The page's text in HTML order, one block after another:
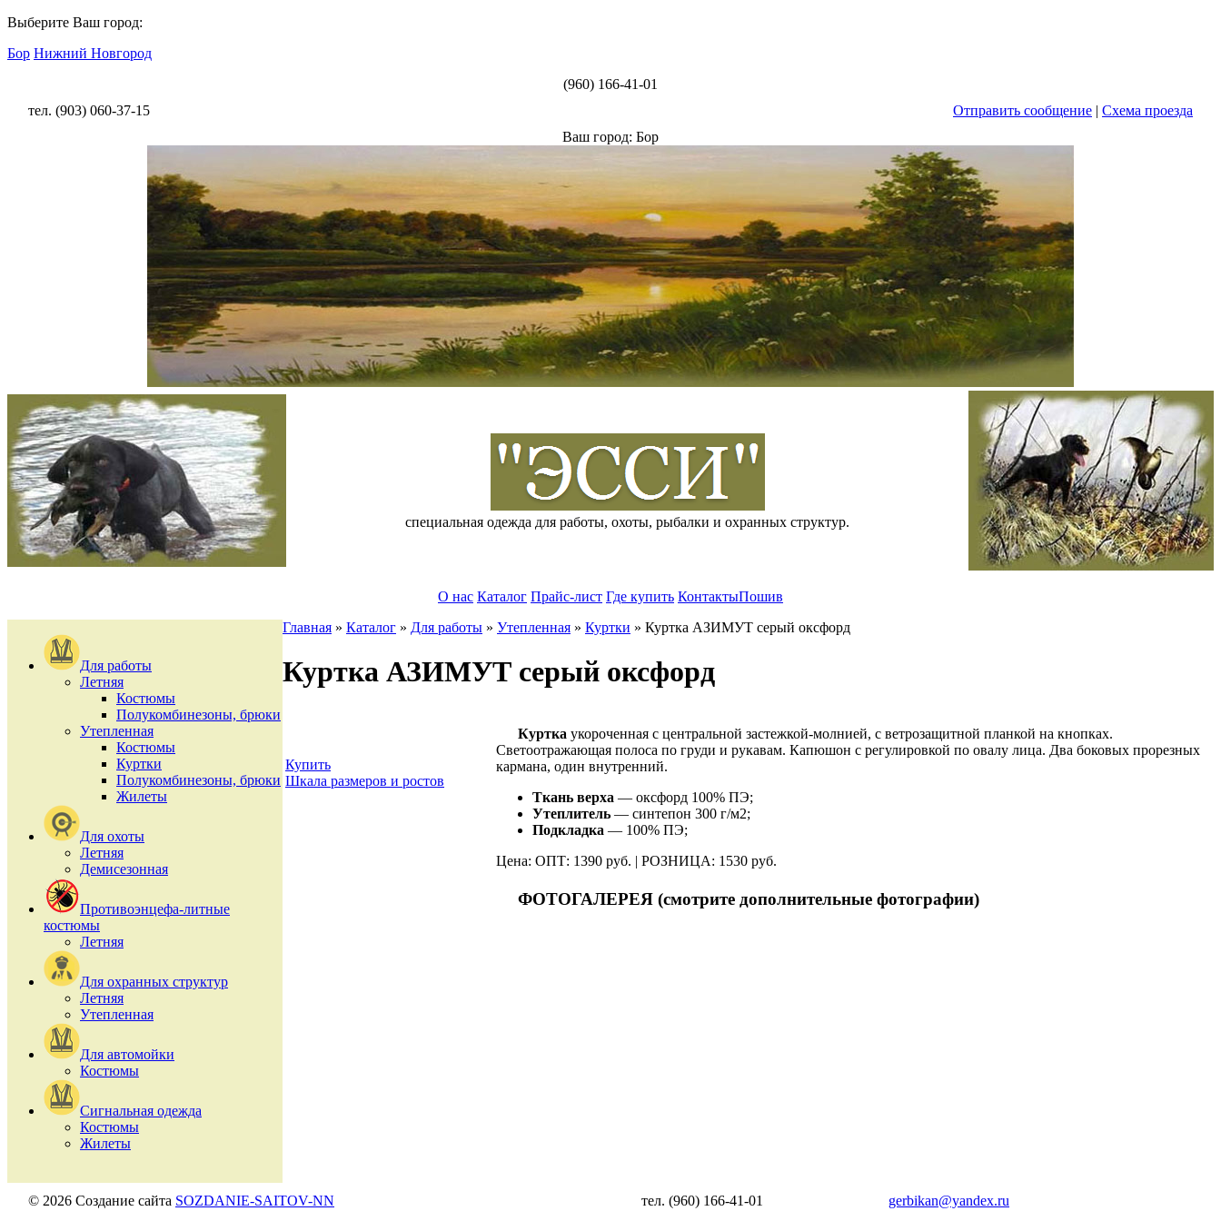
Выберите Ваш город:
Бор Нижний Новгород
(960) 166-41-01
тел. (903) 060-37-15
Отправить сообщение | Схема проезда
Ваш город: Бор
специальная одежда для работы, охоты, рыбалки и охранных структур.
О нас Каталог Прайс-лист Где купить КонтактыПошив
Для работы
Летняя
Костюмы
Полукомбинезоны, брюки
Утепленная
Костюмы
Куртки
Полукомбинезоны, брюки
Жилеты
Для охоты
Летняя
Демисезонная
Противоэнцефа-литные
костюмы
Летняя
Для охранных структур
Летняя
Утепленная
Для автомойки
Костюмы
Сигнальная одежда
Костюмы
Жилеты
Главная » Каталог » Для работы » Утепленная » Куртки » Куртка АЗИМУТ серый оксфорд
Куртка АЗИМУТ серый оксфорд
Купить
Шкала размеров и ростов
Куртка укороченная с центральной застежкой-молнией, с ветрозащитной планкой на кнопках.
Cветоотражающая полоса по груди и рукавам. Капюшон с регулировкой по овалу лица. Два боковых прорезных
кармана, один внутренний.
Ткань верха — оксфорд 100% ПЭ;
Утеплитель — синтепон 300 г/м2;
Подкладка — 100% ПЭ;
Цена: ОПТ: 1390 руб. | РОЗНИЦА: 1530 руб.
ФОТОГАЛЕРЕЯ (смотрите дополнительные фотографии)
© 2026 Создание сайта SOZDANIE-SAITOV-NN тел. (960) 166-41-01 gerbikan@yandex.ru